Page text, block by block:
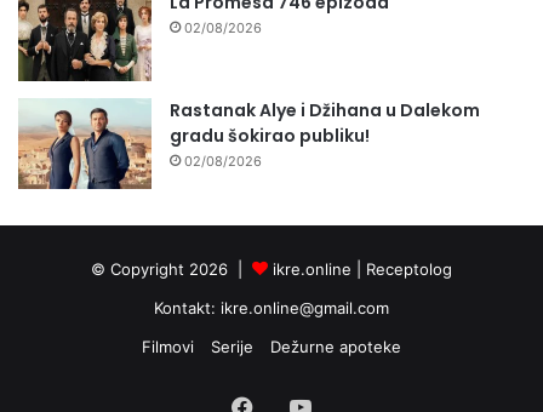
02/08/2026
Rastanak Alye i Džihana u Dalekom
gradu šokirao publiku!
02/08/2026
© Copyright 2026 | ikre.online | Receptolog
Kontakt: ikre.online@gmail.com
Filmovi
Serije Dežurne apoteke
FacebookYouTube